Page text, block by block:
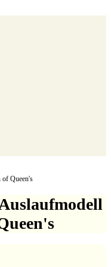
of Queen's